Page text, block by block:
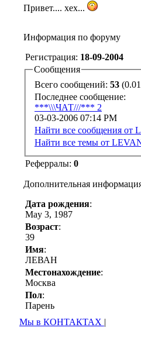
Привет.... хех...
Информация по форуму
Регистрация: 18-09-2004
Сообщения
Всего сообщений: 53
Последнее сообщение:
***\\\ЧАТ///*** 2
03-03-2006 07:14 PM
Найти все сообщения от
Найти все темы от
Реферралы: 0
Дополнительная
Дата рождения:
May 3, 1987
Возраст:
39
Имя:
ЛЕВАН
Местонахождение:
Москва
Пол:
Парень
Мы в КОНТАКТАХ |